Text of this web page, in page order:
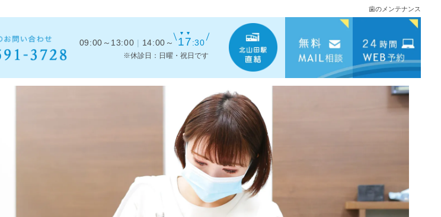
歯のメンテナンス
09:00～13:00 | 14:00～ 17:30
※休診日：日曜・祝日です